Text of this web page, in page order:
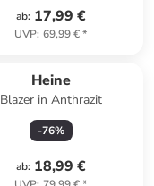
ab: 17,99 €
UVP: 69,99 €*
Heine
Blazer in Anthrazit
-76%
ab: 18,99 €